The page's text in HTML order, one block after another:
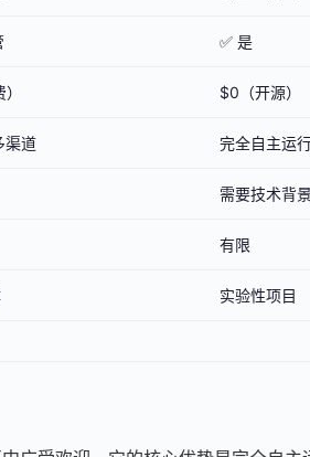
✅ 是
$0（开源）
渠道 完全自主运
需要技术背
有限
实验性项目